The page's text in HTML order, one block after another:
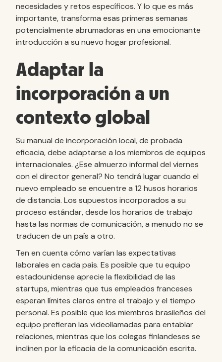
necesidades y retos específicos. Y lo que es más
importante, transforma esas primeras semanas
potencialmente abrumadoras en una emocionante
introducción a su nuevo hogar profesional.
Adaptar la
incorporación a un
contexto global
Su manual de incorporación local, de probada
eficacia, debe adaptarse a los miembros de equipos
internacionales. ¿Ese almuerzo informal del viernes
con el director general? No tendrá lugar cuando el
nuevo empleado se encuentre a 12 husos horarios
de distancia. Los supuestos incorporados a su
proceso estándar, desde los horarios de trabajo
hasta las normas de comunicación, a menudo no se
traducen de un país a otro.
Ten en cuenta cómo varían las expectativas
laborales en cada país. Es posible que tu equipo
estadounidense aprecie la flexibilidad de las
startups, mientras que tus empleados franceses
esperan límites claros entre el trabajo y el tiempo
personal. Es posible que los miembros brasileños del
equipo prefieran las videollamadas para entablar
relaciones, mientras que los colegas finlandeses se
inclinen por la eficacia de la comunicación escrita.